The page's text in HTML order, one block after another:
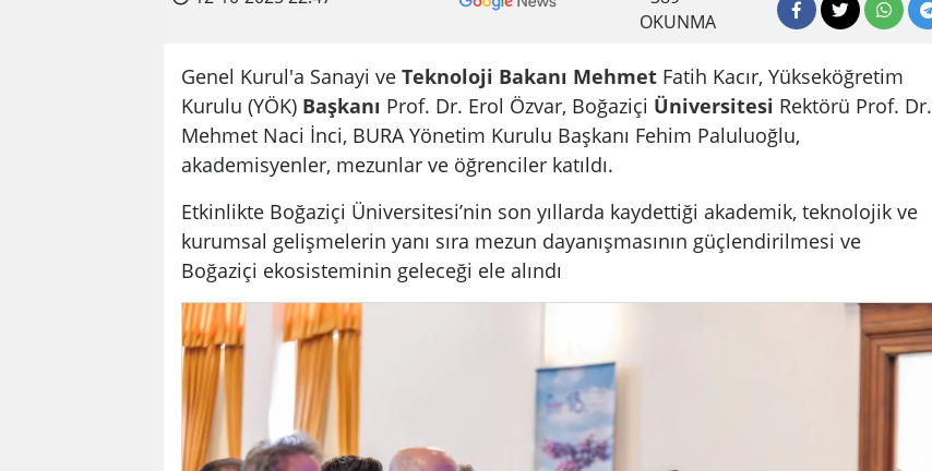
OKUNMA
Genel Kurul'a Sanayi ve Teknoloji Bakanı Mehmet Fatih Kacır, Yükseköğretim
Kurulu (YÖK) Başkanı Prof. Dr. Erol Özvar, Boğaziçi Üniversitesi Rektörü Prof. Dr.
Mehmet Naci İnci, BURA Yönetim Kurulu Başkanı Fehim Paluluoğlu,
akademisyenler, mezunlar ve öğrenciler katıldı.
Etkinlikte Boğaziçi Üniversitesi’nin son yıllarda kaydettiği akademik, teknolojik ve
kurumsal gelişmelerin yanı sıra mezun dayanışmasının güçlendirilmesi ve
Boğaziçi ekosisteminin geleceği ele alındı